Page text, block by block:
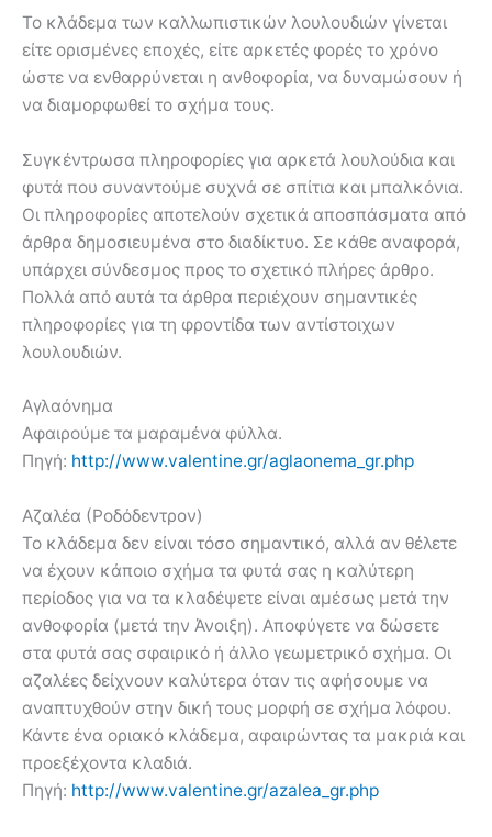
Το κλάδεμα των καλλωπιστικών λουλουδιών γίνεται
είτε ορισμένες εποχές, είτε αρκετές φορές το χρόνο
ώστε να ενθαρρύνεται η ανθοφορία, να δυναμώσουν ή
να διαμορφωθεί το σχήμα τους.
Συγκέντρωσα πληροφορίες για αρκετά λουλούδια και
φυτά που συναντούμε συχνά σε σπίτια και μπαλκόνια.
Οι πληροφορίες αποτελούν σχετικά αποσπάσματα από
άρθρα δημοσιευμένα στο διαδίκτυο. Σε κάθε αναφορά,
υπάρχει σύνδεσμος προς το σχετικό πλήρες άρθρο.
Πολλά από αυτά τα άρθρα περιέχουν σημαντικές
πληροφορίες για τη φροντίδα των αντίστοιχων
λουλουδιών.
Αγλαόνημα
Αφαιρούμε τα μαραμένα φύλλα.
Πηγή: http://www.valentine.gr/aglaonema_gr.php
Αζαλέα (Ροδόδεντρον)
Το κλάδεμα δεν είναι τόσο σημαντικό, αλλά αν θέλετε
να έχουν κάποιο σχήμα τα φυτά σας η καλύτερη
περίοδος για να τα κλαδέψετε είναι αμέσως μετά την
ανθοφορία (μετά την Άνοιξη). Αποφύγετε να δώσετε
στα φυτά σας σφαιρικό ή άλλο γεωμετρικό σχήμα. Οι
αζαλέες δείχνουν καλύτερα όταν τις αφήσουμε να
αναπτυχθούν στην δική τους μορφή σε σχήμα λόφου.
Κάντε ένα οριακό κλάδεμα, αφαιρώντας τα μακριά και
προεξέχοντα κλαδιά.
Πηγή: http://www.valentine.gr/azalea_gr.php